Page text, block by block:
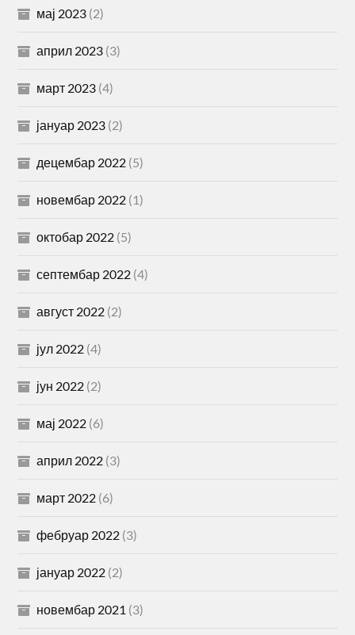
мај 2023 (2)
април 2023 (3)
март 2023 (4)
јануар 2023 (2)
децембар 2022 (5)
новембар 2022 (1)
октобар 2022 (5)
септембар 2022 (4)
август 2022 (2)
јул 2022 (4)
јун 2022 (2)
мај 2022 (6)
април 2022 (3)
март 2022 (6)
фебруар 2022 (3)
јануар 2022 (2)
новембар 2021 (3)